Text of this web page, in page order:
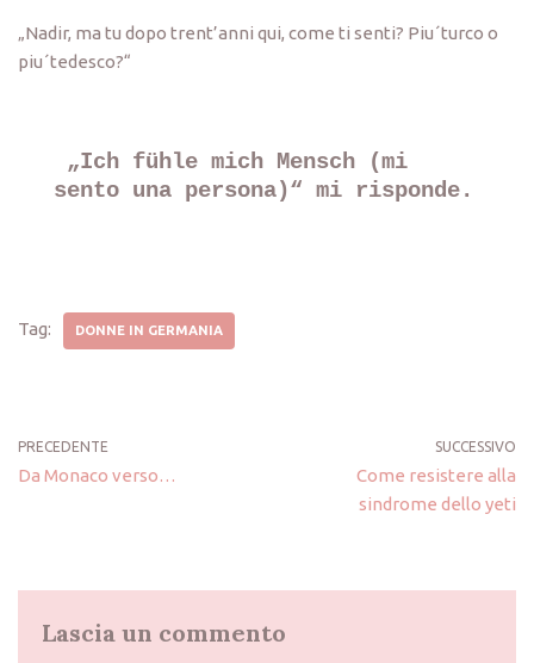
„Nadir, ma tu dopo trent’anni qui, come ti senti? Piu´turco o
piu´tedesco?“
„Ich fühle mich Mensch (mi
Tag: DONNE IN GERMANIA
PRECEDENTE
Da Monaco verso…
SUCCESSIVO
Come resistere alla
sindrome dello yeti
Lascia un commento